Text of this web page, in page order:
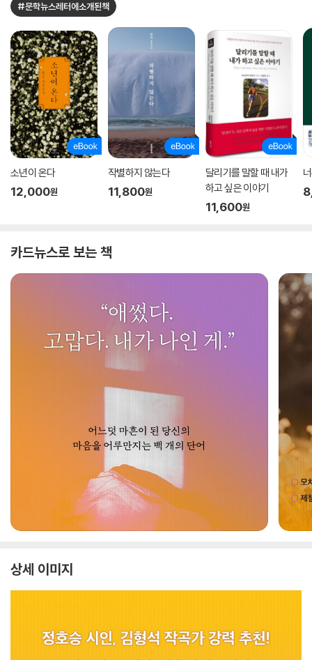
#문학뉴스레터에소개된책
소년이 온다
12,000원
작별하지 않는다
11,800원
달리기를 말할 때 내가
하고 싶은 이야기
11,600원
카드뉴스로 보는 책
상세 이미지